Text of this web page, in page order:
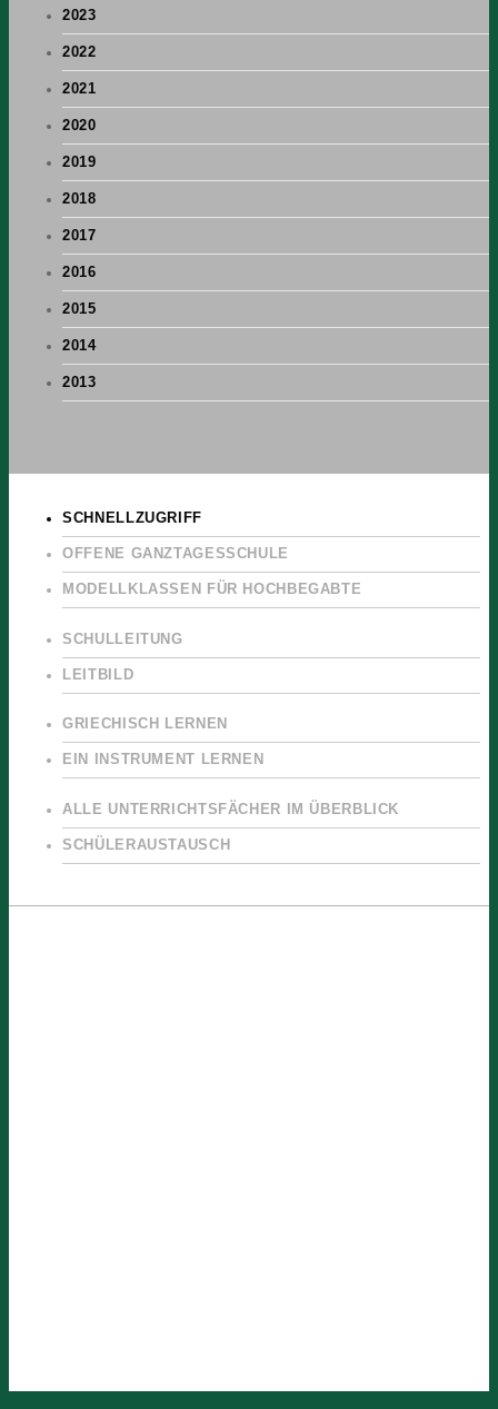
2023
2022
2021
2020
2019
2018
2017
2016
2015
2014
2013
SCHNELLZUGRIFF
OFFENE GANZTAGESSCHULE
MODELLKLASSEN FÜR HOCHBEGABTE
SCHULLEITUNG
LEITBILD
GRIECHISCH LERNEN
EIN INSTRUMENT LERNEN
ALLE UNTERRICHTSFÄCHER IM ÜBERBLICK
SCHÜLERAUSTAUSCH